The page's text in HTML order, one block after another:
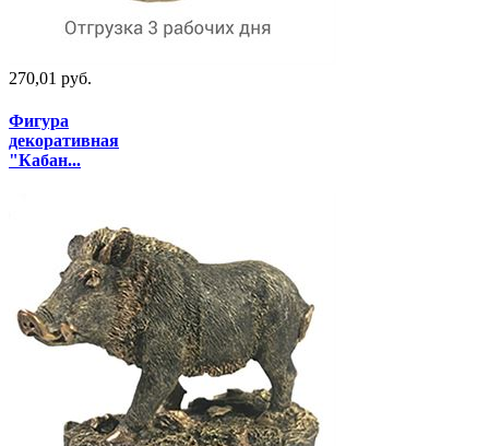
270,01 руб.
Фигура
декоративная
"Кабан...